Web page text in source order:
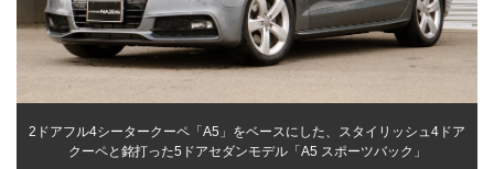
2ドアフル4シータークーペ「A5」をベースにした、スタイリッシュ4ドア
クーペと銘打った5ドアセダンモデル「A5 スポーツバック」